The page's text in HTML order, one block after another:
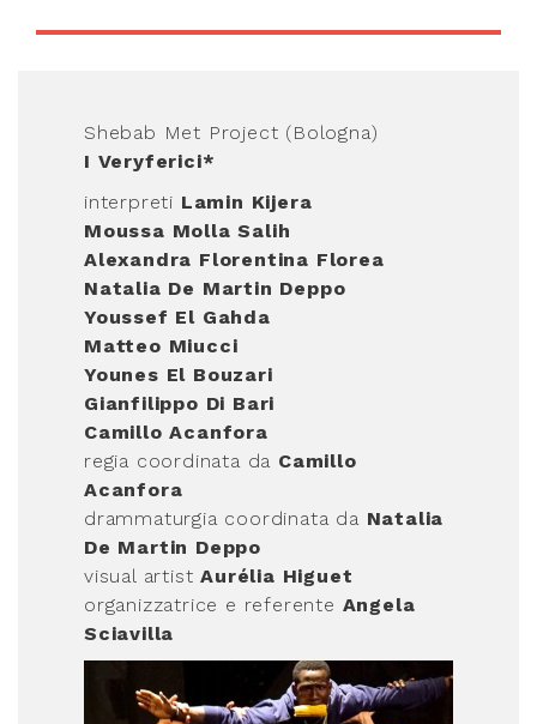
Shebab Met Project (Bologna)
I Veryferici*
interpreti Lamin Kijera
Moussa Molla Salih
Alexandra Florentina Florea
Natalia De Martin Deppo
Youssef El Gahda
Matteo Miucci
Younes El Bouzari
Gianfilippo Di Bari
Camillo Acanfora
regia coordinata da Camillo
Acanfora
drammaturgia coordinata da Natalia
De Martin Deppo
visual artistAurélia Higuet
organizzatrice e referente Angela
Sciavilla